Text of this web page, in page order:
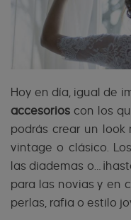
Hoy en día, igual de
accesorios con los
podrás crear un look
vintage o clásico.
las diademas o…
para las novias y en
perlas, rafia o estilo